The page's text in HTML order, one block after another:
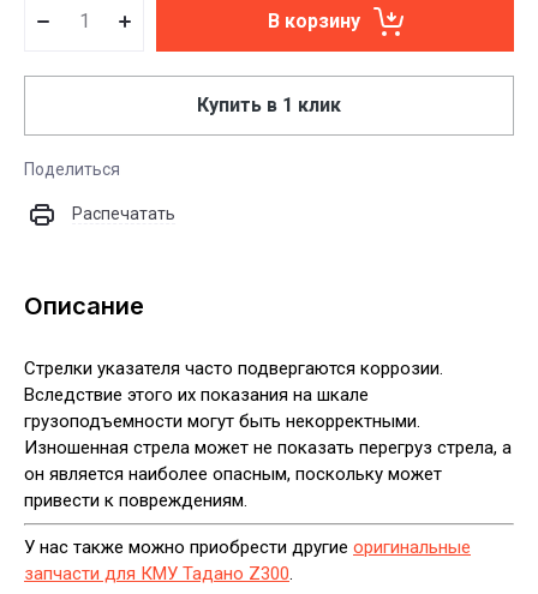
В корзину
Купить в 1 клик
Поделиться
Распечатать
Описание
Стрелки указателя часто подвергаются коррозии.
Вследствие этого их показания на шкале
грузоподъемности могут быть некорректными.
Изношенная стрела может не показать перегруз стрела, а
он является наиболее опасным, поскольку может
привести к повреждениям.
У нас также можно приобрести другие оригинальные
запчасти для КМУ Тадано Z300.